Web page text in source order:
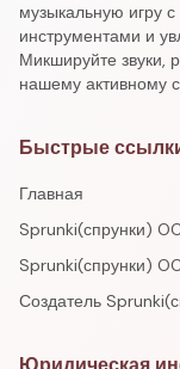
музыкальную игру
инструментами и
Микшируйте звуки,
нашему активному
Быстрые
Главная
Sprunki(спрунки)
Sprunki(спрунки)
Создатель